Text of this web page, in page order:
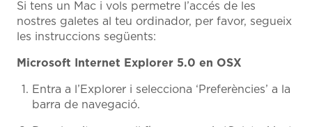
Si tens un Mac i vols permetre l’accés de les
nostres galetes al teu ordinador, per favor, segueix
les instruccions següents:
Microsoft Internet Explorer 5.0 en OSX
Entra a l’Explorer i selecciona ‘Preferències’ a la
barra de navegació.